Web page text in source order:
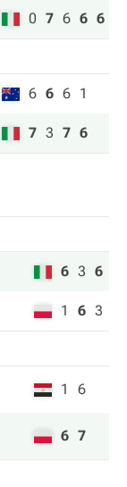
0 7 6 6 6
6 6 6 1
7 3 7 6
6 3 6
1 6 3
1 6
6 7